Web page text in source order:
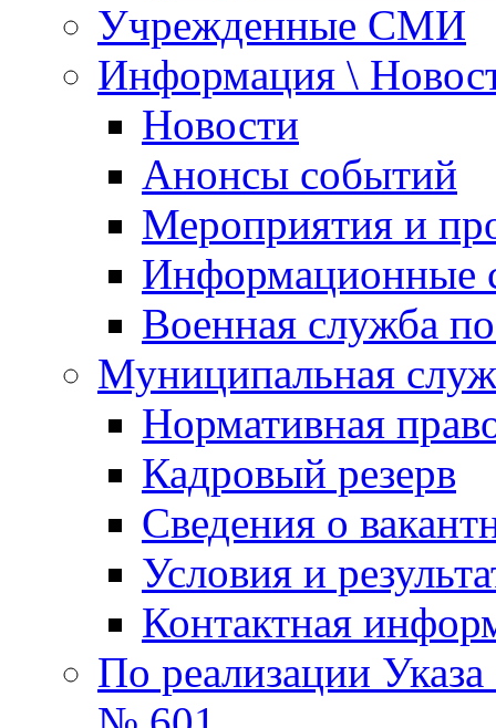
Учрежденные СМИ
Информация \
Новости
Анонсы событий
Мероприятия и
Информационные
Военная служба
Муниципальная
Нормативная
Кадровый резерв
Сведения о
Условия и
Контактная
По реализации